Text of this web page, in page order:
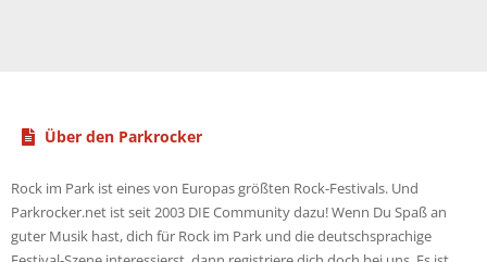
Über den Parkrocker
Rock im Park ist eines von Europas größten Rock-Festivals. Und
Parkrocker.net ist seit 2003 DIE Community dazu! Wenn Du Spaß an
guter Musik hast, dich für Rock im Park und die deutschsprachige